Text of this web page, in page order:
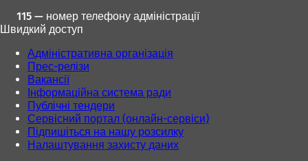
115 — номер телефону адміністрації
Швидкий доступ
Адміністративна організація
Прес-релізи
Вакансії
Інформаційна система ради
Публічні тендери
Сервісний портал (онлайн-сервіси)
Підпишіться на нашу розсилку
Налаштування захисту даних